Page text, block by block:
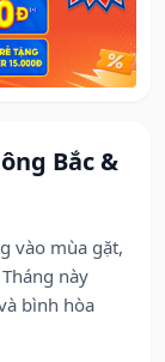
Bắc &
vào mùa gặt,
này
bình hòa